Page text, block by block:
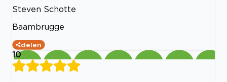
Steven Schotte
Baambrugge
delen
10